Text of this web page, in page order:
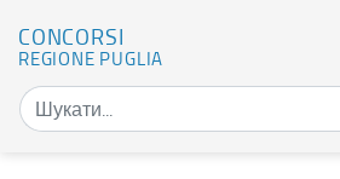
CONCORSI
REGIONE PUGLIA